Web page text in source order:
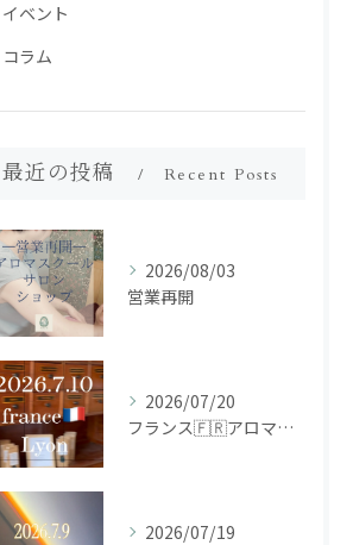
イベント
コラム
最近の投稿 Recent Posts
2026/08/03
営業再開
2026/07/20
フランス🇫🇷アロマ研修ツアー𝗱𝗮𝘆𝟮
2026/07/19